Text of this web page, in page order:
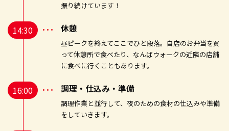
振り続けています！
14:30 休憩
昼ピークを終えてここでひと段落。自店のお弁当を買
って休憩所で食べたり、なんばウォークの近隣の店舗
に食べに行くこともあります。
16:00 調理・仕込み・準備
調理作業と並行して、夜のための食材の仕込みや準備
をしていきます。